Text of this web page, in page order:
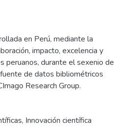
en Perú, mediante la
impacto, excelencia y
peruanos, durante el sexenio de
de datos bibliométricos
Research Group.
, Innovación científica